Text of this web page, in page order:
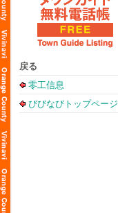
戻る
零工信息
びびなびトップページ